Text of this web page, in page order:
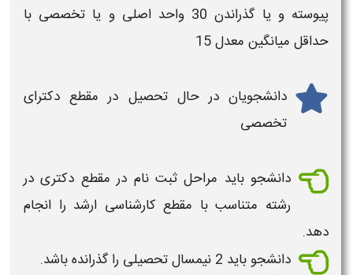
پیوسته و یا گذراندن 30 واحد اصلی و یا تخصصی با
حداقل میانگین معدل 15
دانشجویان در حال تحصیل در مقطع دکترای
تخصصی
دانشجو باید مراحل ثبت نام در مقطع دکتری در
رشته متناسب با مقطع کارشناسی ارشد را انجام
دهد.
دانشجو باید 2 نیمسال تحصیلی را گذرانده باشد.